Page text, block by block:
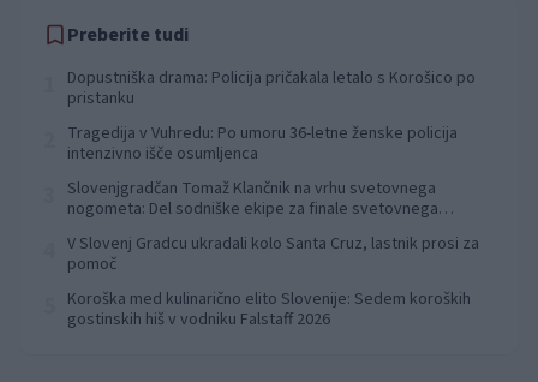
Preberite tudi
Dopustniška drama: Policija pričakala letalo s Korošico po
pristanku
Tragedija v Vuhredu: Po umoru 36-letne ženske policija
intenzivno išče osumljenca
Slovenjgradčan Tomaž Klančnik na vrhu svetovnega
nogometa: Del sodniške ekipe za finale svetovnega
V Slovenj Gradcu ukradali kolo Santa Cruz, lastnik prosi za
pomoč
Koroška med kulinarično elito Slovenije: Sedem koroških
gostinskih hiš v vodniku Falstaff 2026